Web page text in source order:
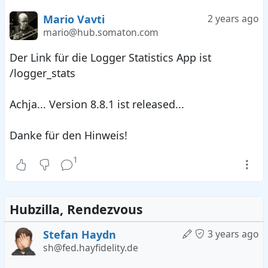
2 years ago
Mario Vavti
mario@hub.somaton.com
Der Link für die Logger Statistics App ist
/logger_stats
Achja... Version 8.8.1 ist released...
Danke für den Hinweis!
1
Hubzilla, Rendezvous
3 years ago
Stefan Haydn
sh@fed.hayfidelity.de